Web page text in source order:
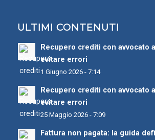
ULTIMI CONTENUTI
Recupero crediti con avvocato
evitare errori
1 Giugno 2026 - 7:14
Recupero crediti con avvocato
evitare errori
25 Maggio 2026 - 7:09
Fattura non pagata: la guida